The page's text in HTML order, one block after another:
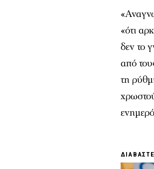
«ότι
δεν το
από
τη